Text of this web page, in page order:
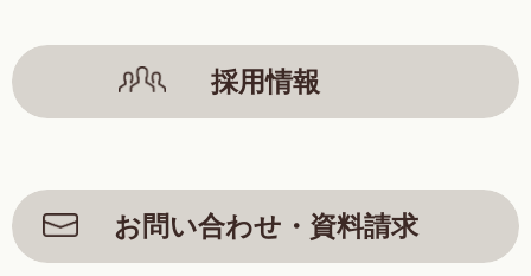
採用情報
お問い合わせ・資料請求